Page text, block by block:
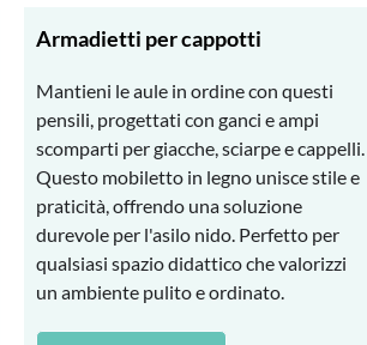
Armadietti per cappotti
Mantieni le aule in ordine con questi
pensili, progettati con ganci e ampi
scomparti per giacche, sciarpe e cappelli.
Questo mobiletto in legno unisce stile e
praticità, offrendo una soluzione
durevole per l'asilo nido. Perfetto per
qualsiasi spazio didattico che valorizzi
un ambiente pulito e ordinato.